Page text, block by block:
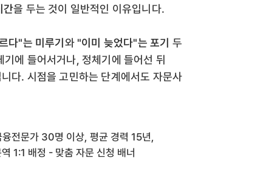
간을 두는 것이 일반적인 이유입니다.
다"는 미루기와 "이미 늦었다"는 포기 두
에 들어서거나, 정체기에 들어선 뒤
다. 시점을 고민하는 단계에서도 자문사